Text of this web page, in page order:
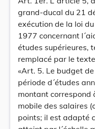
grand-ducal du 21
exécution de la loi
1977 concernant
études supérieures,
remplacé par le
«Art. 5. Le budget
période d´études
montant correspond
mobile des salaires
points; il est adapté